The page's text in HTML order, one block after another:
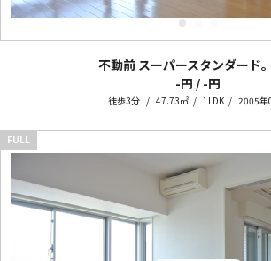
不動前 スーパースタンダード。
-円 / -円
徒歩3分 47.73㎡ 1LDK 2005年
FULL